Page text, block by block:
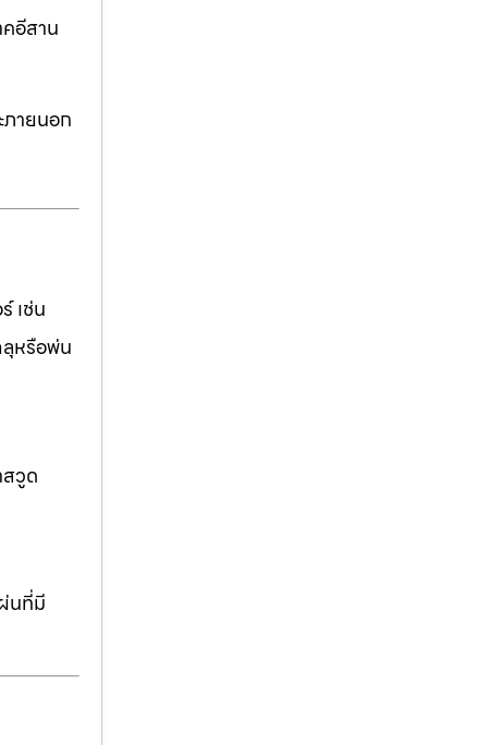
อีสาน
ภายนอก
เช่น
ลุหรือพ่น
วูด
นที่มี